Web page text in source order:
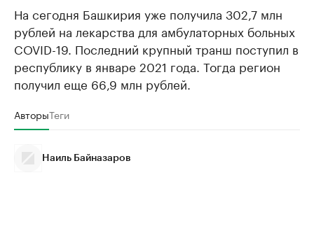
На сегодня Башкирия уже получила 302,7 млн
рублей на лекарства для амбулаторных больных
COVID-19. Последний крупный транш поступил в
республику в январе 2021 года. Тогда регион
получил еще 66,9 млн рублей.
АвторыТеги
Наиль Байназаров